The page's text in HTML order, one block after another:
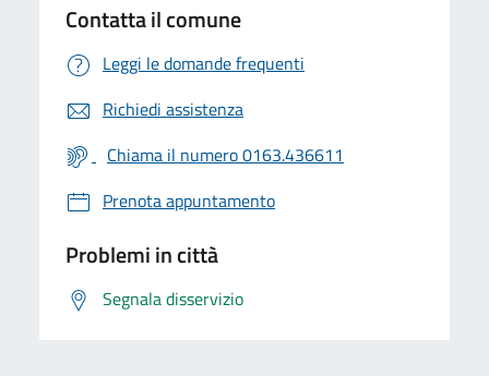
Contatta il comune
Leggi le domande frequenti
Richiedi assistenza
Chiama il numero 0163.436611
Prenota appuntamento
Problemi in città
Segnala disservizio